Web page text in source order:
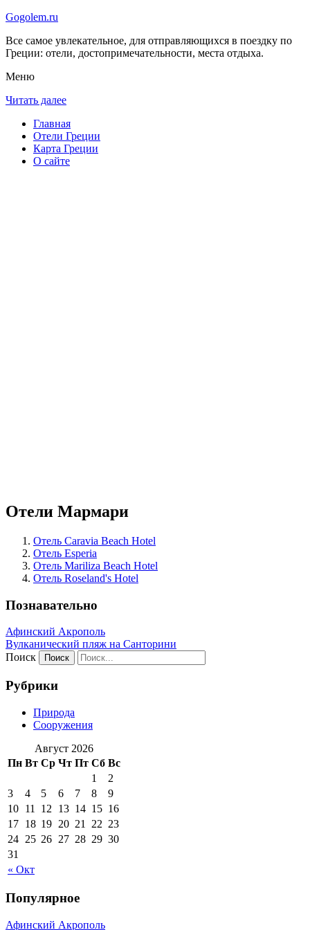
Gogolem.ru
Все самое увлекательное, для отправляющихся в поездку по
Греции: отели, достопримечательности, места отдыха.
Меню
Читать далее
Главная
Отели Греции
Карта Греции
О сайте
Отели Мармари
Отель Caravia Beach Hotel
Отель Esperia
Отель Mariliza Beach Hotel
Отель Roseland's Hotel
Познавательно
Афинский Акрополь
Вулканический пляж на Санторини
Поиск
Рубрики
Природа
Сооружения
Август 2026
Пн Вт Ср Чт Пт Сб Вс
« Окт
1
2
3
4 5 6 7 8
9
10 11 12 13 14 15 16
17 18 19 20 21 22 23
24 25 26 27 28 29 30
31
Популярное
Афинский Акрополь